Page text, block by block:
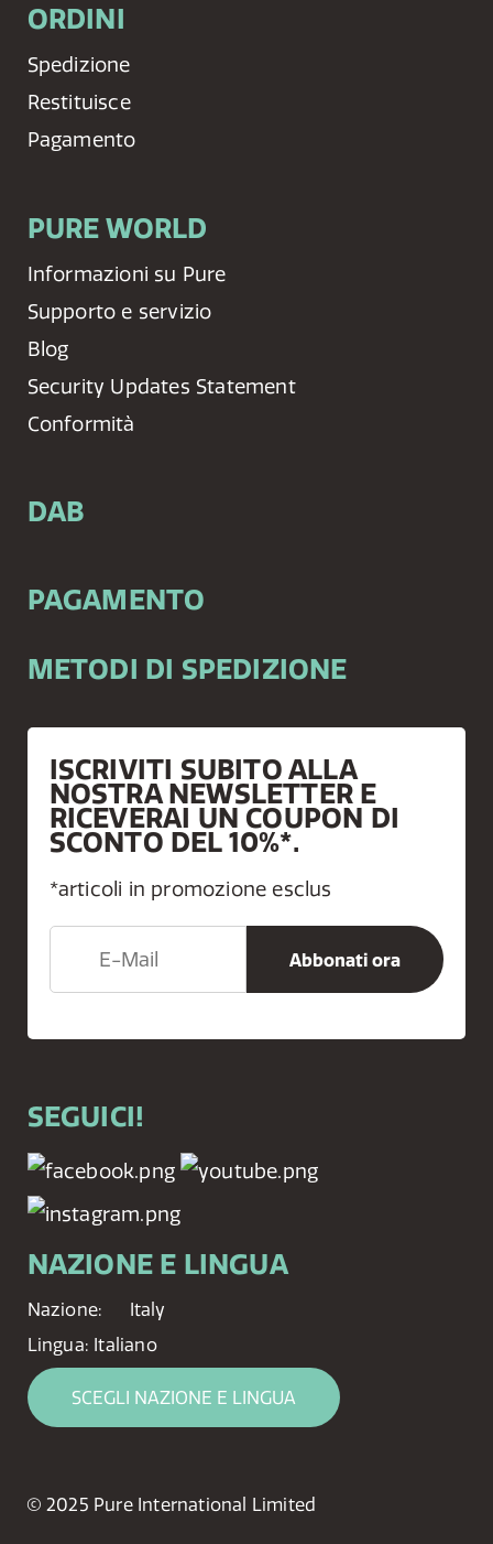
ORDINI
Spedizione
Restituisce
Pagamento
PURE WORLD
Informazioni su Pure
Supporto e servizio
Blog
Security Updates Statement
Conformità
DAB
PAGAMENTO
METODI DI SPEDIZIONE
ISCRIVITI SUBITO ALLA
NOSTRA NEWSLETTER E
RICEVERAI UN COUPON DI
SCONTO DEL 10%*.
*articoli in promozione esclus
SEGUICI!
NAZIONE E LINGUA
Nazione:
Italy
Lingua: Italiano
SCEGLI NAZIONE E LINGUA
© 2025 Pure International Limited